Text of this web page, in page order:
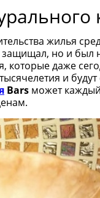
жилья
защищал, но и
которые даже
и
Bars может